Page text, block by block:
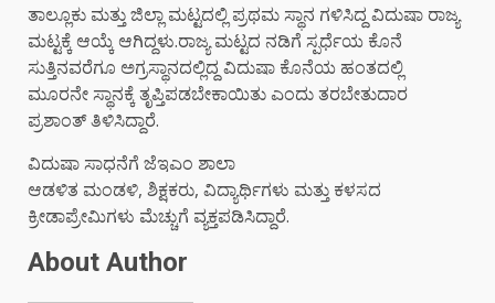
ತಾಲ್ಲೂಕು ಮತ್ತು ಜಿಲ್ಲಾ ಮಟ್ಟದಲ್ಲಿ ಪ್ರಥಮ ಸ್ಥಾನ ಗಳಿಸಿದ್ದ ವಿದುಷಾ ರಾಜ್ಯ
ಮಟ್ಟಕ್ಕೆ ಆಯ್ಕೆ ಆಗಿದ್ದಳು.ರಾಜ್ಯ ಮಟ್ಟದ ನಡಿಗೆ ಸ್ಪರ್ಧೆಯ ಕೊನೆ
ಸುತ್ತಿನವರೆಗೂ ಅಗ್ರಸ್ಥಾನದಲ್ಲಿದ್ದ ವಿದುಷಾ ಕೊನೆಯ ಹಂತದಲ್ಲಿ
ಮೂರನೇ ಸ್ಥಾನಕ್ಕೆ ತೃಪ್ತಿಪಡಬೇಕಾಯಿತು ಎಂದು ತರಬೇತುದಾರ
ಪ್ರಶಾಂತ್ ತಿಳಿಸಿದ್ದಾರೆ.
ವಿದುಷಾ ಸಾಧನೆಗೆ ಜೆಇಎಂ ಶಾಲಾ
ಆಡಳಿತ ಮಂಡಳಿ, ಶಿಕ್ಷಕರು, ವಿದ್ಯಾರ್ಥಿಗಳು ಮತ್ತು ಕಳಸದ
ಕ್ರೀಡಾಪ್ರೇಮಿಗಳು ಮೆಚ್ಚುಗೆ ವ್ಯಕ್ತಪಡಿಸಿದ್ದಾರೆ.
About Author